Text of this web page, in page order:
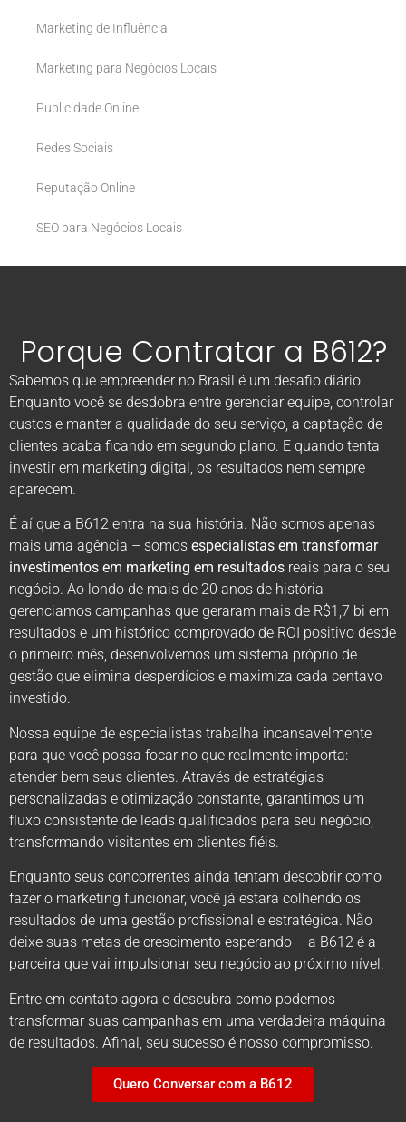
Marketing de Influência
Marketing para Negócios Locais
Publicidade Online
Redes Sociais
Reputação Online
SEO para Negócios Locais
Porque Contratar a B612?
Sabemos que empreender no Brasil é um desafio diário.
Enquanto você se desdobra entre gerenciar equipe, controlar
custos e manter a qualidade do seu serviço, a captação de
clientes acaba ficando em segundo plano. E quando tenta
investir em marketing digital, os resultados nem sempre
aparecem.
É aí que a B612 entra na sua história. Não somos apenas
mais uma agência – somos especialistas em transformar
investimentos em marketing em resultados reais para o seu
negócio. Ao londo de mais de 20 anos de história
gerenciamos campanhas que geraram mais de R$1,7 bi em
resultados e um histórico comprovado de ROI positivo desde
o primeiro mês, desenvolvemos um sistema próprio de
gestão que elimina desperdícios e maximiza cada centavo
investido.
Nossa equipe de especialistas trabalha incansavelmente
para que você possa focar no que realmente importa:
atender bem seus clientes. Através de estratégias
personalizadas e otimização constante, garantimos um
fluxo consistente de leads qualificados para seu negócio,
transformando visitantes em clientes fiéis.
Enquanto seus concorrentes ainda tentam descobrir como
fazer o marketing funcionar, você já estará colhendo os
resultados de uma gestão profissional e estratégica. Não
deixe suas metas de crescimento esperando – a B612 é a
parceira que vai impulsionar seu negócio ao próximo nível.
Entre em contato agora e descubra como podemos
transformar suas campanhas em uma verdadeira máquina
de resultados. Afinal, seu sucesso é nosso compromisso.
Quero Conversar com a B612